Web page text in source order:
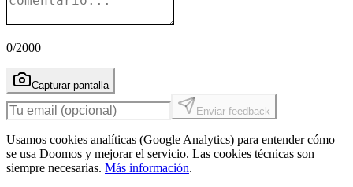
0/2000
Capturar pantalla
Enviar feedback
Usamos cookies analíticas (Google Analytics) para entender cómo
se usa Doomos y mejorar el servicio. Las cookies técnicas son
siempre necesarias. Más información.